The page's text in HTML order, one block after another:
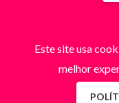
Este site usa
melhor